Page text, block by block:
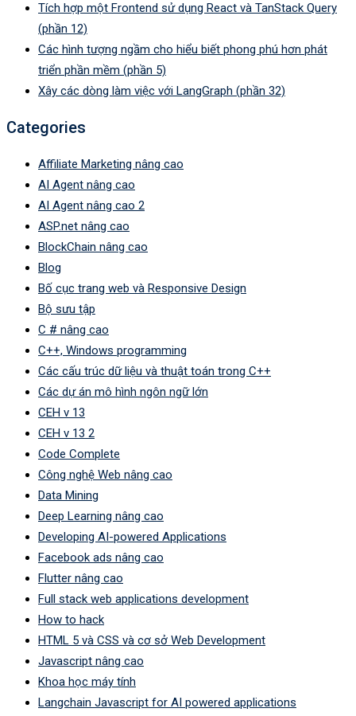
Tích hợp một Frontend sử dụng React và TanStack Query
(phần 12)
Các hình tượng ngầm cho hiểu biết phong phú hơn phát
triển phần mềm (phần 5)
Xây các dòng làm việc với LangGraph (phần 32)
Categories
Affiliate Marketing nâng cao
AI Agent nâng cao
AI Agent nâng cao 2
ASP.net nâng cao
BlockChain nâng cao
Blog
Bố cục trang web và Responsive Design
Bộ sưu tập
C # nâng cao
C++, Windows programming
Các cấu trúc dữ liệu và thuật toán trong C++
Các dự án mô hình ngôn ngữ lớn
CEH v 13
CEH v 13 2
Code Complete
Công nghệ Web nâng cao
Data Mining
Deep Learning nâng cao
Developing AI-powered Applications
Facebook ads nâng cao
Flutter nâng cao
Full stack web applications development
How to hack
HTML 5 và CSS và cơ sở Web Development
Javascript nâng cao
Khoa học máy tính
Langchain Javascript for AI powered applications